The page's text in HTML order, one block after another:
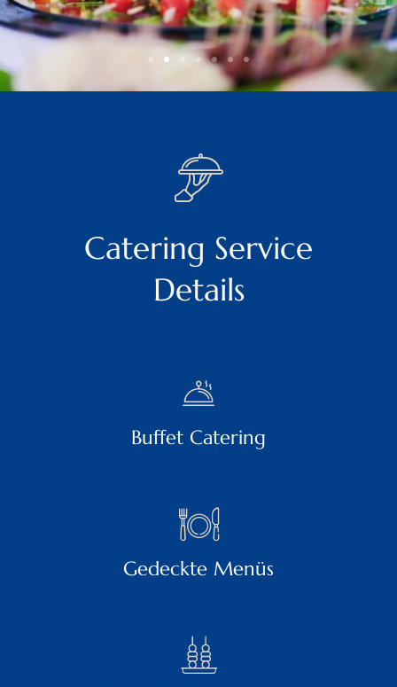
Catering Service
Details
Buffet Catering
Gedeckte Menüs